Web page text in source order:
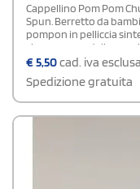
Cappellino Pom Pom
Spun. Berretto da
pompon in pelliccia
sicurezza, modello con
€5,50cad. iva
Spedizione gratuita